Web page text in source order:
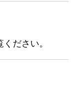
ださい。